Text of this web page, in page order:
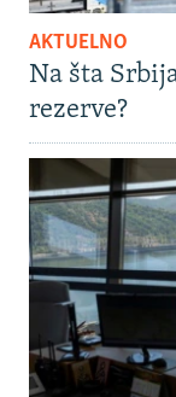
AKTUELNO
Na šta
rezerve?